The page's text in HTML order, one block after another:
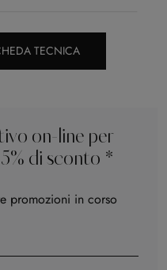
TECNICA
on-line per
di sconto *
promozioni in corso